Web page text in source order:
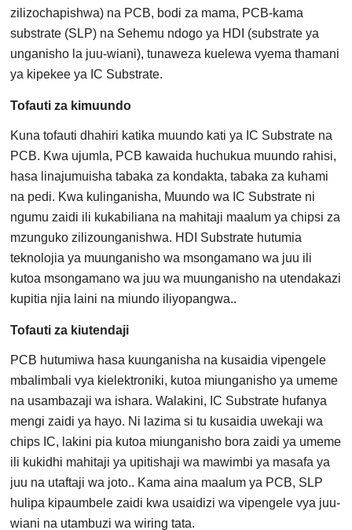
zilizochapishwa) na PCB, bodi za mama, PCB-kama
substrate (SLP) na Sehemu ndogo ya HDI (substrate ya
unganisho la juu-wiani), tunaweza kuelewa vyema thamani
ya kipekee ya IC Substrate.
Tofauti za kimuundo
Kuna tofauti dhahiri katika muundo kati ya IC Substrate na
PCB. Kwa ujumla, PCB kawaida huchukua muundo rahisi,
hasa linajumuisha tabaka za kondakta, tabaka za kuhami
na pedi. Kwa kulinganisha, Muundo wa IC Substrate ni
ngumu zaidi ili kukabiliana na mahitaji maalum ya chipsi za
mzunguko zilizounganishwa. HDI Substrate hutumia
teknolojia ya muunganisho wa msongamano wa juu ili
kutoa msongamano wa juu wa muunganisho na utendakazi
kupitia njia laini na miundo iliyopangwa..
Tofauti za kiutendaji
PCB hutumiwa hasa kuunganisha na kusaidia vipengele
mbalimbali vya kielektroniki, kutoa miunganisho ya umeme
na usambazaji wa ishara. Walakini, IC Substrate hufanya
mengi zaidi ya hayo. Ni lazima si tu kusaidia uwekaji wa
chips IC, lakini pia kutoa miunganisho bora zaidi ya umeme
ili kukidhi mahitaji ya upitishaji wa mawimbi ya masafa ya
juu na utaftaji wa joto.. Kama aina maalum ya PCB, SLP
hulipa kipaumbele zaidi kwa usaidizi wa vipengele vya juu-
wiani na utambuzi wa wiring tata.